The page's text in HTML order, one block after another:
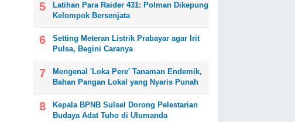
Latihan Para Raider 431: Polman Dikepung
Kelompok Bersenjata
Setting Meteran Listrik Prabayar agar Irit
Pulsa, Begini Caranya
Mengenal 'Loka Pere' Tanaman Endemik,
Bahan Pangan Lokal yang Nyaris Punah
Kepala BPNB Sulsel Dorong Pelestarian
Budaya Adat Tuho di Ulumanda